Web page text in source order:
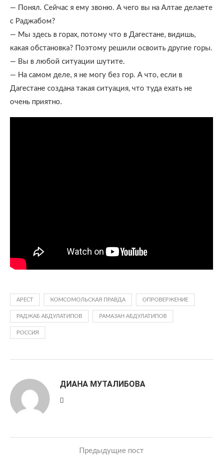
— Понял. Сейчас я ему звоню. А чего вы на Алтае делаете
с Раджабом?
— Мы здесь в горах, потому что в Дагестане, видишь,
какая обстановка? Поэтому решили освоить другие горы.
— Вы в любой ситуации шутите.
— На самом деле, я не могу без гор. А что, если в
Дагестане создана такая ситуация, что туда ехать не
очень приятно.
АРЕСТ КОМСОМОЛЬСКАЯ ПРАВДА ОПРОВЕРЖЕНИЕ
РАДЖАБ АБДУЛАТИПОВ РАМАЗАН АБДУЛАТИПОВ
РОССИЯ
ДИАНА МУТАЛИБОВА
Предыдущие пост